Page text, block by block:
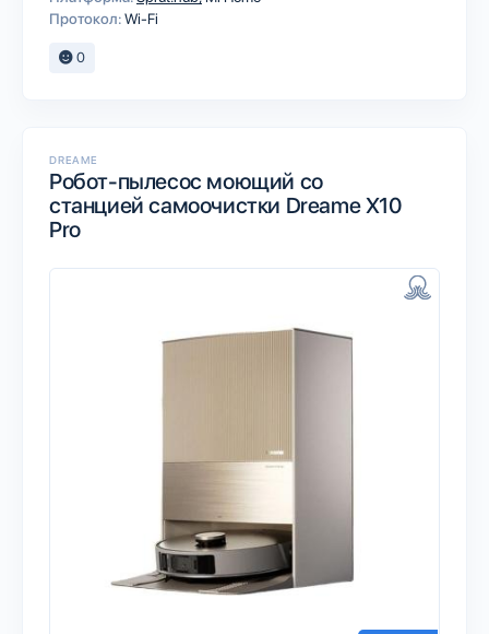
Протокол:Wi-Fi
0
DREAME
Робот-пылесос моющий со
станцией самоочистки Dreame X10
Pro